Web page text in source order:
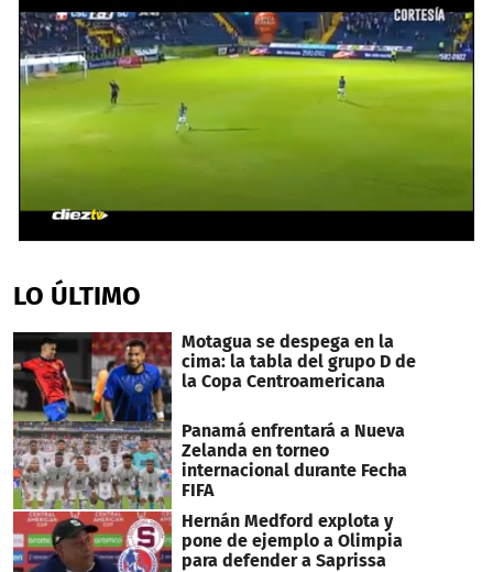
of
56
LO ÚLTIMO
Motagua se despega en la
cima: la tabla del grupo D de
la Copa Centroamericana
Panamá enfrentará a Nueva
Zelanda en torneo
internacional durante Fecha
FIFA
Hernán Medford explota y
pone de ejemplo a Olimpia
para defender a Saprissa